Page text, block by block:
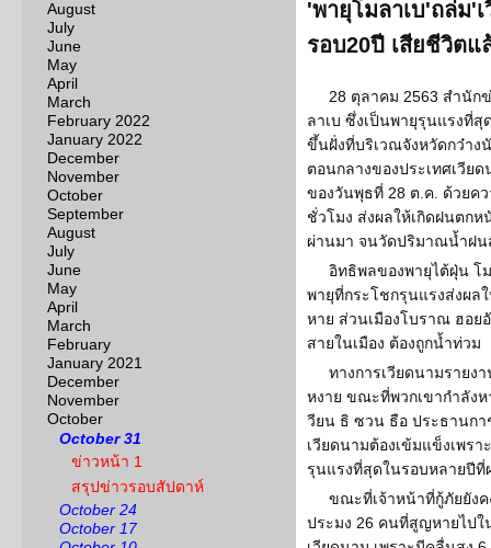
August
July
June
May
April
March
February 2022
January 2022
December
November
October
September
August
July
June
May
April
March
February
January 2021
December
November
October
October 31
ข่าวหน้า 1
สรุปข่าวรอบสัปดาห์
October 24
October 17
'พายุโมลาเบ'ถล่ม'
รอบ20ปี เสียชีวิตแ
28 ตุลาคม 2563 สำนัก
ลาเบ ซึ่งเป็นพายุรุนแรงที่
ขึ้นฝั่งที่บริเวณจังหวัดกว๋าง
ตอนกลางของประเทศเวีย
ของวันพุธที่ 28 ต.ค. ด้วยคว
ชั่วโมง ส่งผลให้เกิดฝนตก
ผ่านมา จนวัดปริมาณน้ำฝน
อิทธิพลของพายุไต้ฝุ่น โ
พายุที่กระโชกรุนแรงส่งผล
หาย ส่วนเมืองโบราณ ฮอ
สายในเมือง ต้องถูกน้ำท่วม
ทางการเวียดนามรายง
หงาย ขณะที่พวกเขากำลัง
วียน ธิ ซวน ธือ ประธานก
เวียดนามต้องเข้มแข็งเพร
รุนแรงที่สุดในรอบหลายปีที่
ขณะที่เจ้าหน้าที่กู้ภัยยัง
ประมง 26 คนที่สูญหายไปใ